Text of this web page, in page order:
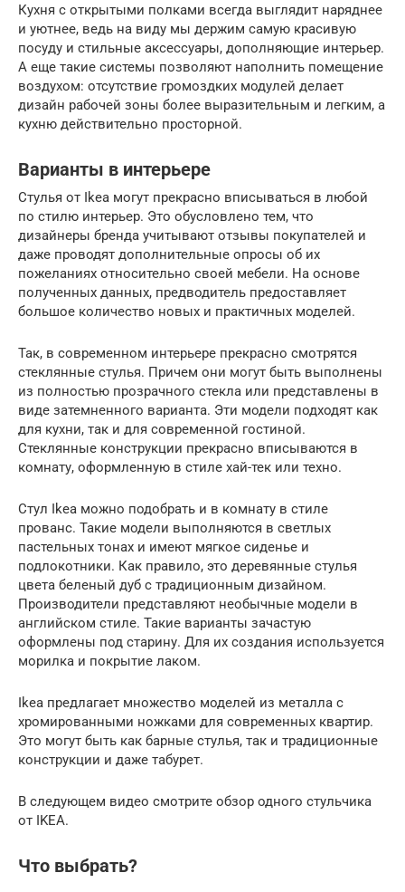
Кухня с открытыми полками всегда выглядит наряднее
и уютнее, ведь на виду мы держим самую красивую
посуду и стильные аксессуары, дополняющие интерьер.
А еще такие системы позволяют наполнить помещение
воздухом: отсутствие громоздких модулей делает
дизайн рабочей зоны более выразительным и легким, а
кухню действительно просторной.
Варианты в интерьере
Стулья от Ikea могут прекрасно вписываться в любой
по стилю интерьер. Это обусловлено тем, что
дизайнеры бренда учитывают отзывы покупателей и
даже проводят дополнительные опросы об их
пожеланиях относительно своей мебели. На основе
полученных данных, предводитель предоставляет
большое количество новых и практичных моделей.
Так, в современном интерьере прекрасно смотрятся
стеклянные стулья. Причем они могут быть выполнены
из полностью прозрачного стекла или представлены в
виде затемненного варианта. Эти модели подходят как
для кухни, так и для современной гостиной.
Стеклянные конструкции прекрасно вписываются в
комнату, оформленную в стиле хай-тек или техно.
Стул Ikea можно подобрать и в комнату в стиле
прованс. Такие модели выполняются в светлых
пастельных тонах и имеют мягкое сиденье и
подлокотники. Как правило, это деревянные стулья
цвета беленый дуб с традиционным дизайном.
Производители представляют необычные модели в
английском стиле. Такие варианты зачастую
оформлены под старину. Для их создания используется
морилка и покрытие лаком.
Ikea предлагает множество моделей из металла с
хромированными ножками для современных квартир.
Это могут быть как барные стулья, так и традиционные
конструкции и даже табурет.
В следующем видео смотрите обзор одного стульчика
от IKEA.
Что выбрать?